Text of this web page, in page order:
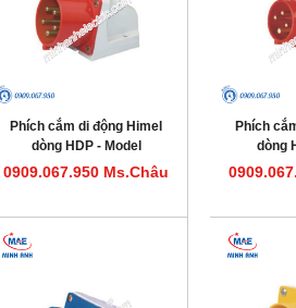
Phích cắm di động Himel
dòng HDP - Model
HDP516IP44
0909.067.950 Ms.Châu
Phích
dòng